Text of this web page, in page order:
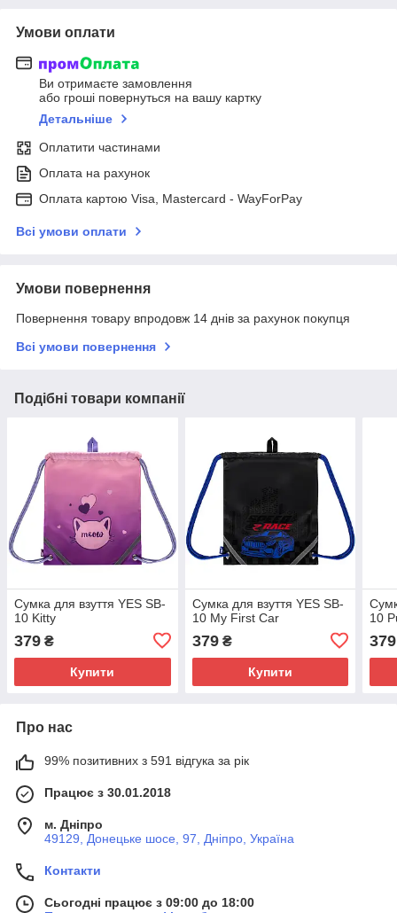
Умови оплати
Ви отримаєте замовлення
або гроші повернуться на вашу картку
Детальніше
Оплатити частинами
Оплата на рахунок
Оплата картою Visa, Mastercard - WayForPay
Всі умови оплати
Умови повернення
Повернення товару впродовж 14 днів за рахунок покупця
Всі умови повернення
Подібні товари компанії
Сумка для взуття YES SB-
10 Kitty
379 ₴
Купити
Сумка для взуття YES SB-
10 My First Car
379₴
Купити
10
379
Про нас
99% позитивних з 591 відгука за рік
Працює з 30.01.2018
м. Дніпро
49129, Донецьке шосе, 97, Дніпро, Україна
Контакти
Сьогодні працює з 09:00 до 18:00